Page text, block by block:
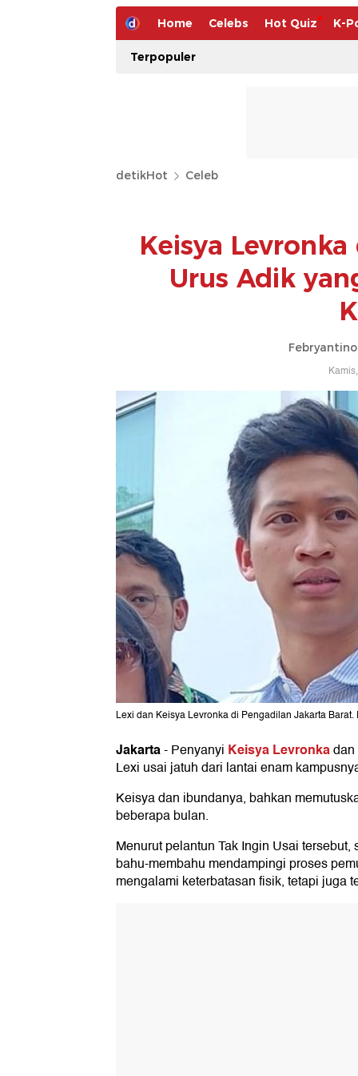
Home Celebs Hot Quiz K-
Terpopuler
detikHot Celeb
Keisya
Urus Adik
Lexi dan Keisya Levronka di Pengadilan Jakarta
Jakarta-Penyanyi Keisya Levronka
Lexi usai jatuh dari lantai enam
Keisya dan ibundanya, bahkan
beberapa bulan.
Menurut pelantun Tak Ingin Usai
bahu-membahu mendampingi proses
mengalami keterbatasan fisik, tetapi juga